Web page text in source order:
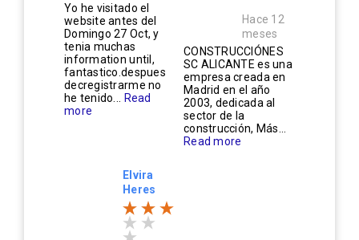
Yo he visitado el
website antes del
Domingo 27 Oct, y
tenia muchas
information until,
fantastico.despues
decregistrarme no
he tenido...
Read
more
Hace 12
meses
CONSTRUCCIÓNES
SC ALICANTE es una
empresa creada en
Madrid en el año
2003, dedicada al
sector de la
construcción, Más...
Read more
Elvira
Heres